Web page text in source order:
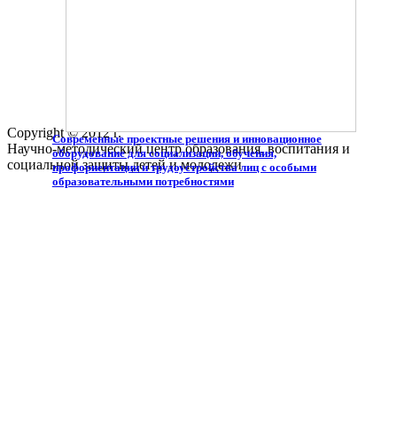
Современные проектные решения и инновационное
оборудование для социализации, обучения,
профориентации и трудоустройства лиц с особыми
образовательными потребностями
Copyright © 2012 г.
Научно-методический центр образования, воспитания и
социальной защиты детей и молодежи